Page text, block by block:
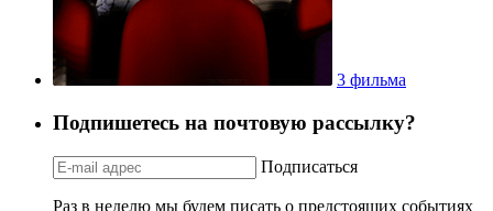
3 фильма
Подпишетесь на почтовую рассылку?
Подписаться
Раз в неделю мы будем писать о предстоящих событиях